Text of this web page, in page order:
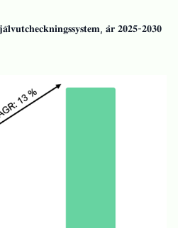
𝐚̊𝐫 𝟐𝟎𝟐𝟓-𝟐𝟎𝟑𝟎